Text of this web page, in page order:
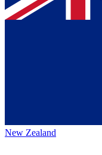
New Zealand